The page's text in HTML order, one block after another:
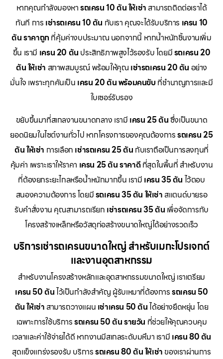
หากคุณกำลังมองหารถเครน 10 ตัน ให้เช่า สามารถติดต่อเราได้
ทันที การ เช่ารถเครน 10 ตัน กับเรา คุณจะได้รับบริการ เครน 10
ตัน ราคาถูกที่คุ้มค่างบประมาณ นอกจากนี้ หากน้ำหนักชิ้นงานเพิ่ม
ขึ้น เรามี เครน 20 ตัน ประสิทธิภาพสูงไว้รองรับ โดยมีรถเครน 20
ตัน ให้เช่า สภาพสมบูรณ์ พร้อมให้คุณ เช่ารถเครน 20 ตัน อย่าง
มั่นใจ เพราะทุกคันเป็น เครน 20 ตัน พร้อมคนขับ ที่ชำนาญการและมี
ใบเซอร์รับรอง
ขยับขึ้นมาที่สเกลงานขนาดกลาง เรามี เครน 25 ตันซึ่งเป็นขนาด
ยอดนิยมในไซต์งานทั่วไป หากโครงการของคุณต้องการรถเครน 25
ตัน ให้เช่า การเลือก เช่ารถเครน 25 ตัน กับเราถือเป็นการลงทุนที่
คุ้มค่า เพราะเราให้ราคา เครน 25 ตัน ราคาดีที่สุดในพื้นที่ สำหรับงาน
ที่ต้องยกระยะไกลหรือน้ำหนักมากขึ้น เรามี เครน 35 ตัน ไว้ตอบ
สนองความต้องการ โดยมีรถเครน 35 ตัน ให้เช่า สแตนด์บายรอ
รับคำสั่งงาน คุณสามารถเรียก เช่ารถเครน 35 ตัน เพื่อจัดการกับ
โครงสร้างเหล็กหรือวัสดุก่อสร้างขนาดใหญ่ได้อย่างรวดเร็ว
บริการเช่ารถเครนขนาดใหญ่ สำหรับเมกะโปรเจกต์
และงานอุตสาหกรรม
สำหรับงานโครงสร้างหลักและอุตสาหกรรมขนาดใหญ่ เราเตรียม
เครน 50 ตันไว้เป็นกำลังสำคัญ ผู้รับเหมาที่ต้องการรถเครน 50
ตัน ให้เช่า สามารถวางแผน เช่าเครน 50 ตันได้อย่างยืดหยุ่น โดย
เฉพาะการใช้บริการรถเครน 50 ตัน รายวัน ที่ช่วยให้คุณควบคุม
เวลาและค่าใช้จ่ายได้ดี หากงานมีสเกลระดับมหึมา เรามี เครน 80 ตัน
สุดแข็งแกร่งรองรับ บริการรถเครน 80 ตัน ให้เช่า ของเราผ่านการ